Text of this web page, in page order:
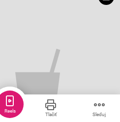
Tlačiť Sleduj
Reels